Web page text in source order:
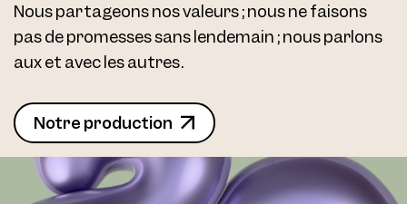
Nous partageons nos valeurs ; nous ne faisons
pas de promesses sans lendemain ; nous parlons
aux et avec les autres.
Notre production